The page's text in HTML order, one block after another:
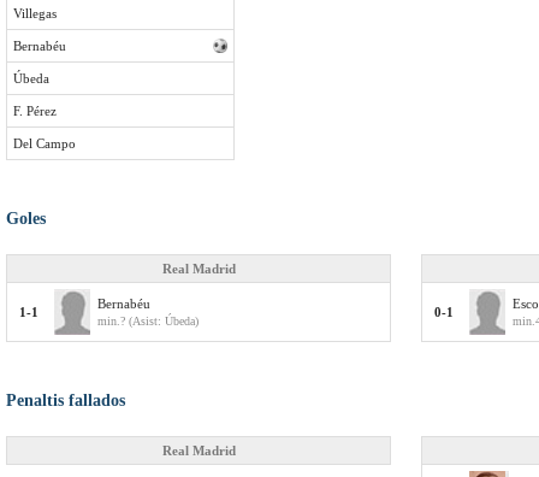
Villegas
Bernabéu
Úbeda
F. Pérez
Del Campo
Goles
Real Madrid
1-1
Bernabéu
min.? (Asist: Úbeda)
0-1
Penaltis fallados
Real Madrid